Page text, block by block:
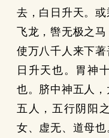
去，白日升天。
飞龙，辔无极之
使万八千人来下
日升天也。胃神
也。脐中神五人
五人，五行阴阳
女、虚无、道母